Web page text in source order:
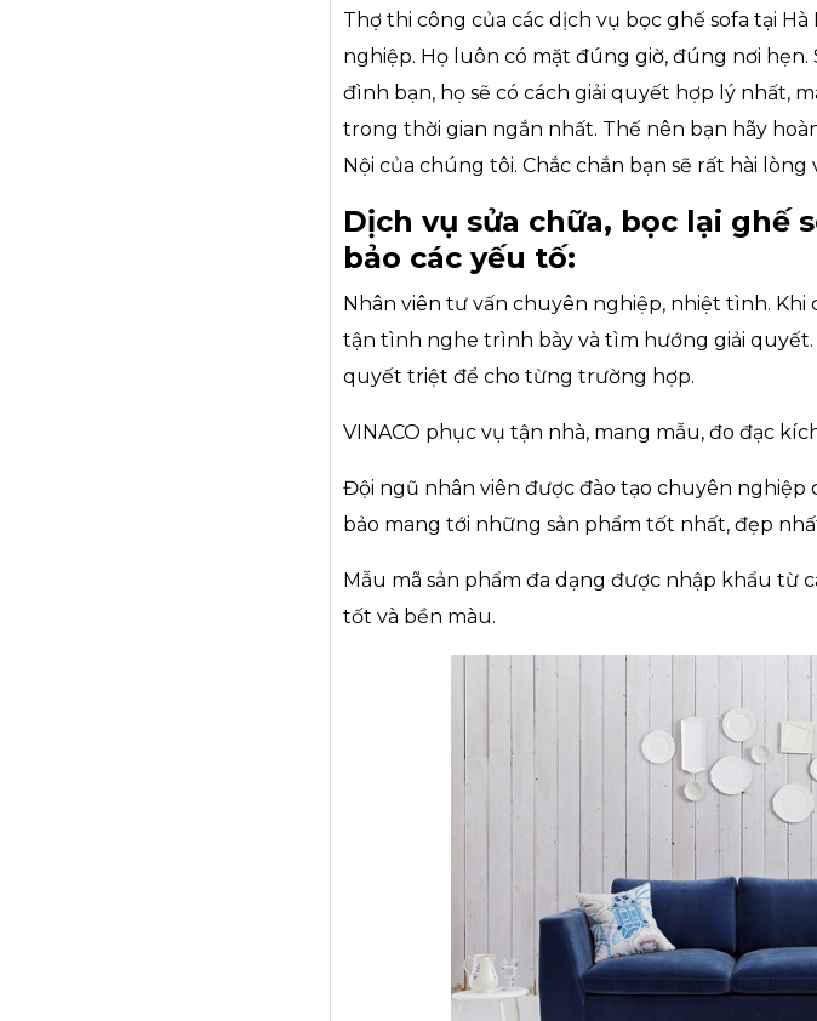
Thợ thi công của các dịch vụ bọc ghế sofa tại
nghiệp. Họ luôn có mặt đúng giờ, đúng nơi hẹn.
đình bạn, họ sẽ có cách giải quyết hợp lý nhất,
trong thời gian ngắn nhất. Thế nên bạn hãy
Nội của chúng tôi. Chắc chắn bạn sẽ rất hài lòng
Dịch vụ sửa chữa, bọc lại ghế
bảo các yếu tố:
Nhân viên tư vấn chuyên nghiệp, nhiệt tình. Khi
tận tình nghe trình bày và tìm hướng giải quyết.
quyết triệt để cho từng trường hợp.
VINACO phục vụ tận nhà, mang mẫu, đo đạc
Đội ngũ nhân viên được đào tạo chuyên
bảo mang tới những sản phẩm tốt nhất, đẹp
Mẫu mã sản phẩm đa dạng được nhập khẩu từ
tốt và bền màu.